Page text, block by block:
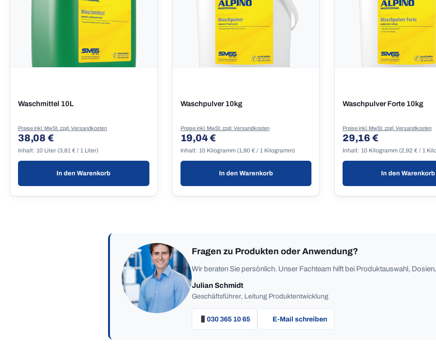
Waschmittel 10L
Inhalt: 10 Liter (3,81 € / 1 Liter)
Regulärer Preis:
38,08 €
Preise inkl. MwSt. zzgl. Versandkosten
In den Warenkorb
Waschpulver 10kg
Inhalt: 10 Kilogramm (1,90 € / 1 Kilogramm)
Regulärer Preis:
19,04 €
Preise inkl. MwSt. zzgl. Versandkosten
In den Warenkorb
Waschpulver Forte 10kg
Inhalt: 10 Kilogramm (2,92 € / 1
Regulärer Preis:
29,16 €
Preise inkl. MwSt. zzgl. Versandkosten
In den Warenkorb
Fragen zu Produkten oder Anwendung?
Wir beraten Sie persönlich. Unser Fachteam hilft bei Produktauswahl,
Julian Schmidt
Geschäftsführer, Leitung Produktentwicklung
030 365 10 65 E-Mail schreiben